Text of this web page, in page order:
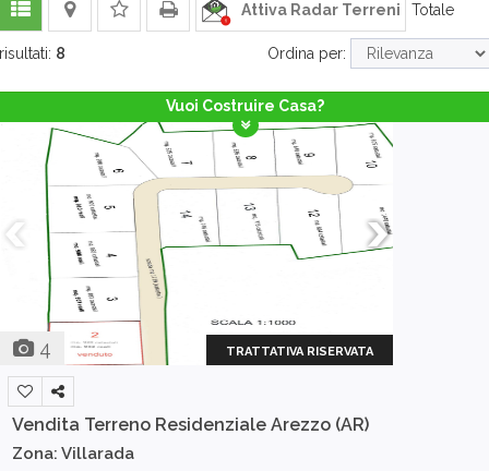
Attiva Radar Terreni Totale
risultati: 8 Ordina per:
Vuoi Costruire Casa?
4 TRATTATIVA RISERVATA
Vendita Terreno Residenziale Arezzo (AR)
Zona: Villarada